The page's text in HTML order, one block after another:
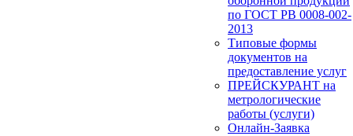
по ГОСТ РВ 0008-002-
2013
Типовые формы
документов на
предоставление услуг
ПРЕЙСКУРАНТ на
метрологические
работы (услуги)
Онлайн-Заявка